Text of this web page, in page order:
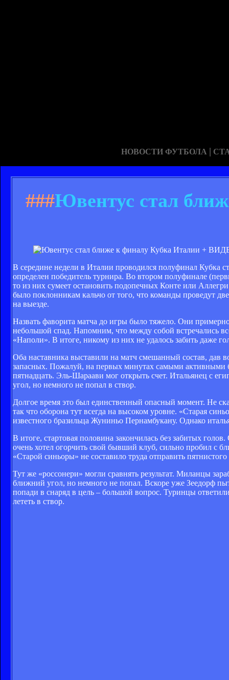
НОВОСТИ ФУТБОЛА |
###Ювентус стал
В середине недели в Италии проводился полуфинал
определен победитель турнира. Во втором полуфинале
то из них сумеет остановить подопечных Конте или
было поклонникам кальчо от того, что команды проведут
на выезде.
Назвать фаворита матча до игры было тяжело. Они
небольшой спад. Напомним, что между собой встречались
«Наполи». В итоге, никому из них не удалось забить даже
Оба наставника выставили на матч смешанный состав, дав
запасных. Пожалуй, на первых минутах самыми активными
пятнадцать. Эль-Шараави мог открыть счет. Итальянец с
угол, но немного не попал в створ.
Долгое время это был единственный опасный момент. Не
так что оборона тут всегда на высоком уровне. «Старая
известного бразильца Жуниньо Пернамбукану. Однако
В итоге, стартовая половина закончилась без забитых
очень хотел огорчить свой бывший клуб, сильно пробил с
«Старой синьоры» не составило труда отправить пятнистого
Тут же «россонери» могли сравнять результат. Миланцы
ближний угол, но немного не попал. Вскоре уже Зеедорф
попади в снаряд в цель – большой вопрос. Туринцы
лететь в створ.